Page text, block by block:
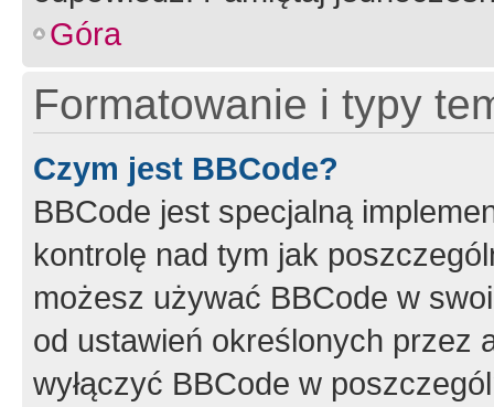
Góra
Formatowanie i typy
Czym jest BBCode?
BBCode jest specjalną
kontrolę nad tym jak
możesz używać BBCode w
od ustawień określonych przez
wyłączyć BBCode w